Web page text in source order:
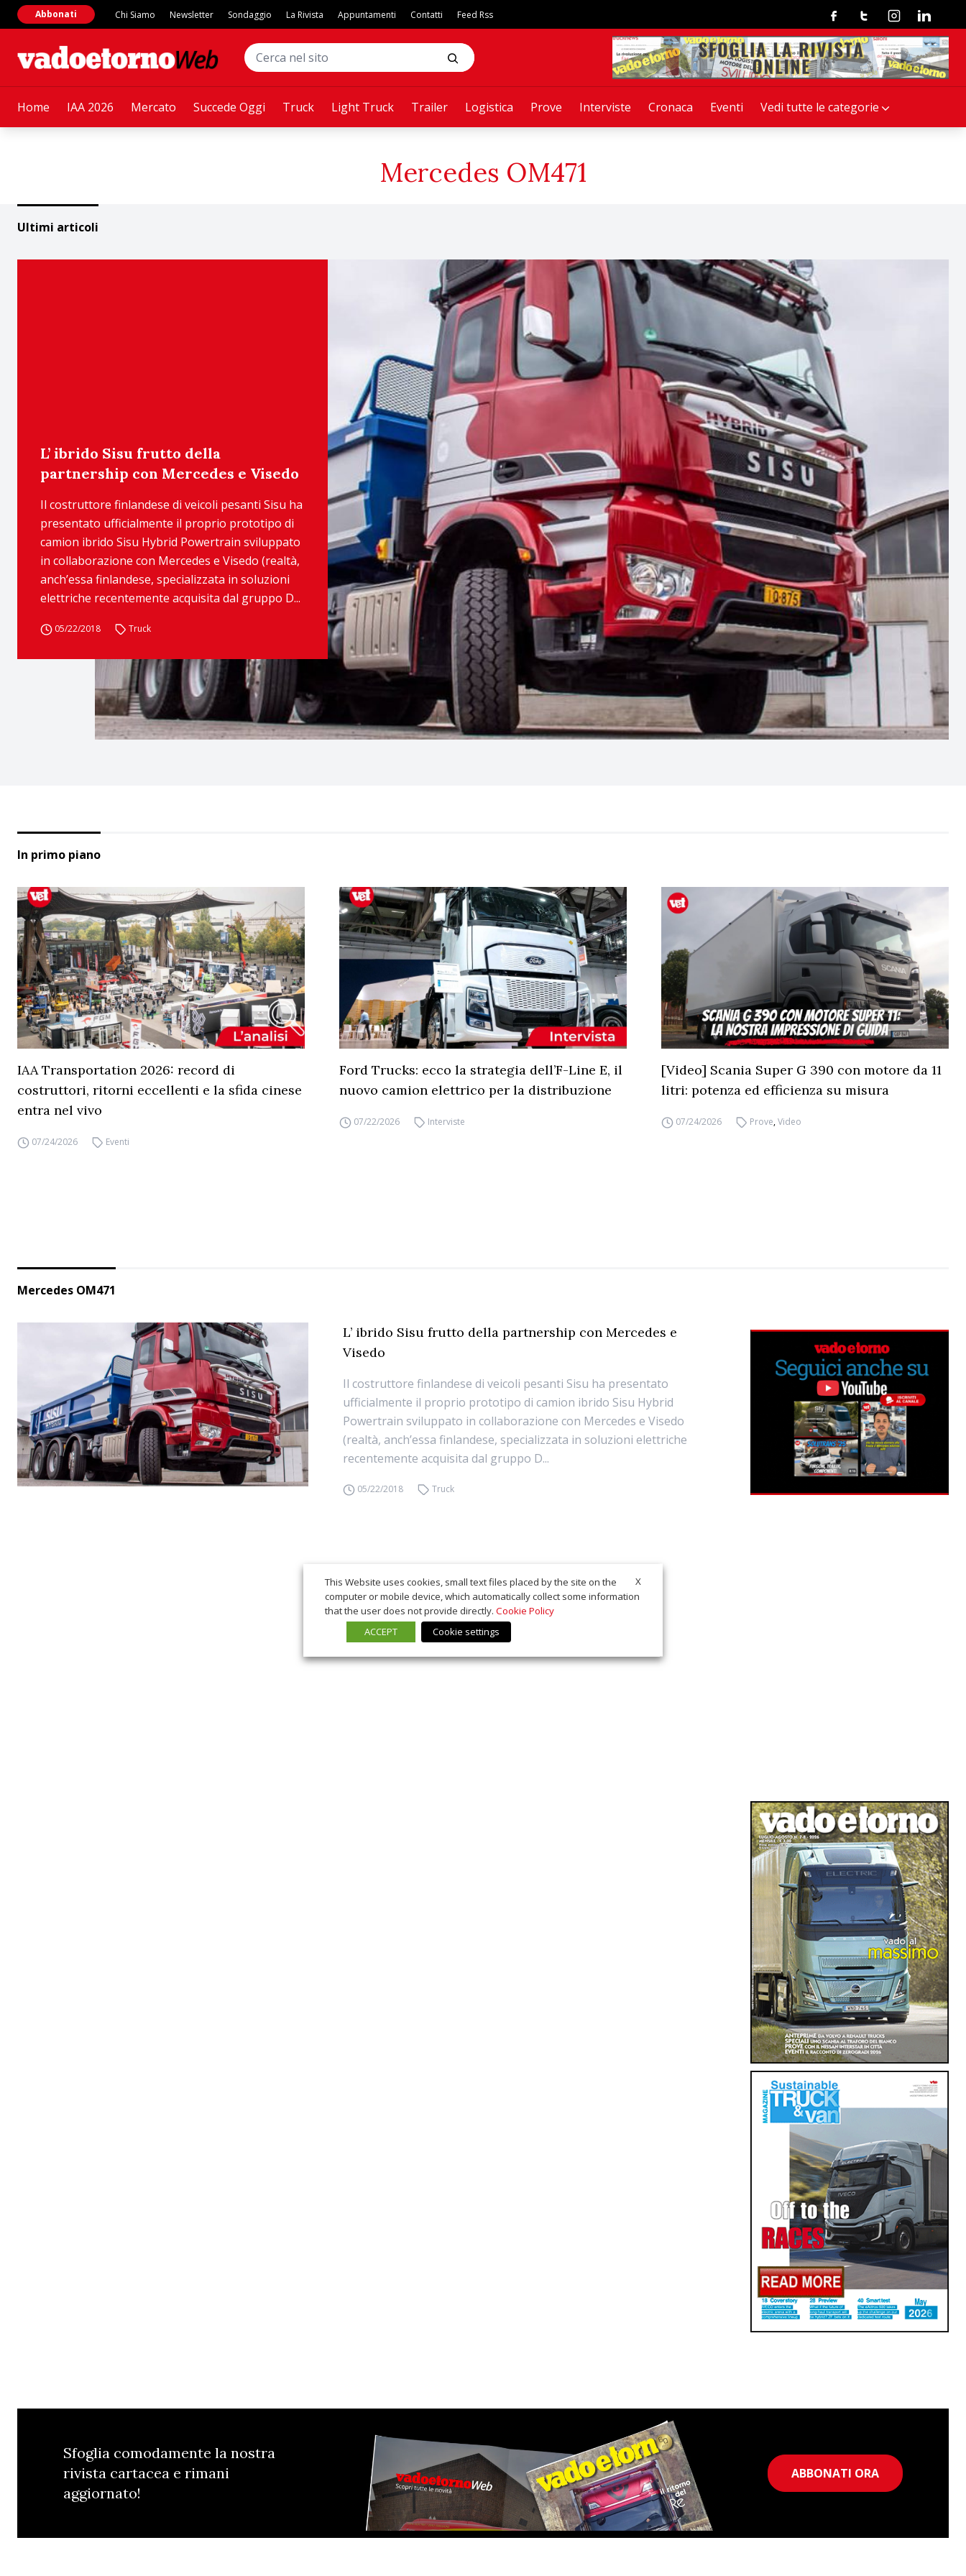
Home IAA 2026 Mercato Succede Oggi Truck Light Truck Trailer Logistica Prove Interviste Cronaca Eventi Vedi tutte le categorie
Abbonati Chi Siamo Newsletter Sondaggio La Rivista Appuntamenti Contatti Feed Rss FacebookTwitterInstagramLinkedin
Mercedes OM471
Ultimi articoli
L’ ibrido Sisu frutto della
partnership con Mercedes e Visedo
Il costruttore finlandese di veicoli pesanti Sisu ha
presentato ufficialmente il proprio prototipo di
camion ibrido Sisu Hybrid Powertrain sviluppato
in collaborazione con Mercedes e Visedo (realtà,
anch’essa finlandese, specializzata in soluzioni
elettriche recentemente acquisita dal gruppo D...
05/22/2018 Truck
In primo piano
IAA Transportation 2026: record di
costruttori, ritorni eccellenti e la sfida cinese
entra nel vivo
07/24/2026 Eventi
Ford Trucks: ecco la strategia dell’F-Line E, il
nuovo camion elettrico per la distribuzione
07/22/2026 Interviste
[Video] Scania Super G 390 con motore da 11
litri: potenza ed efficienza su misura
07/24/2026 Prove,Video
Mercedes OM471
L’ ibrido Sisu frutto della partnership con Mercedes e
Visedo
Il costruttore finlandese di veicoli pesanti Sisu ha presentato
ufficialmente il proprio prototipo di camion ibrido Sisu Hybrid
Powertrain sviluppato in collaborazione con Mercedes e Visedo
(realtà, anch’essa finlandese, specializzata in soluzioni elettriche
recentemente acquisita dal gruppo D...
05/22/2018 Truck
Sfoglia comodamente la nostra
rivista cartacea e rimani
aggiornato!
ABBONATI ORA
X
This Website uses cookies, small text files placed by the site on the
computer or mobile device, which automatically collect some information
that the user does not provide directly. Cookie Policy
ACCEPT
Cookie settings